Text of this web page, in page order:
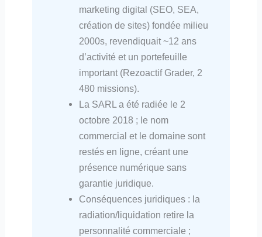
marketing digital (SEO, SEA,
création de sites) fondée milieu
2000s, revendiquait ~12 ans
d’activité et un portefeuille
important (Rezoactif Grader, 2
480 missions).
La SARL a été radiée le 2
octobre 2018 ; le nom
commercial et le domaine sont
restés en ligne, créant une
présence numérique sans
garantie juridique.
Conséquences juridiques : la
radiation/liquidation retire la
personnalité commerciale ;